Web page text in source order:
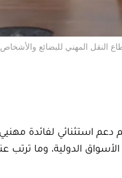
النقل المهني للبضائع والأشخاص
دعم استثنائي لفائدة
الدولية، وما